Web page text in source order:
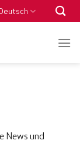
News und